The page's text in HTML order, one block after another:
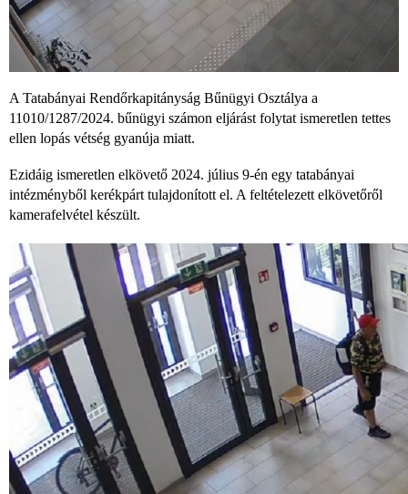
A Tatabányai Rendőrkapitányság Bűnügyi Osztálya a
11010/1287/2024. bűnügyi számon eljárást folytat ismeretlen tettes
ellen lopás vétség gyanúja miatt.
Ezidáig ismeretlen elkövető 2024. július 9-én egy tatabányai
intézményből kerékpárt tulajdonított el. A feltételezett elkövetőről
kamerafelvétel készült.